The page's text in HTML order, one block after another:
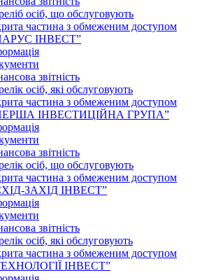
осіб, що обслуговують
частина з обмеженим доступом
ІНВЕСТ”
звітність
осіб, які обслуговують
частина з обмеженим доступом
ІНВЕСТИЦІЙНА ГРУПА”
звітність
осіб, що обслуговують
частина з обмеженим доступом
ЗАХІД ІНВЕСТ”
звітність
осіб, які обслуговують
частина з обмеженим доступом
ІНВЕСТ”